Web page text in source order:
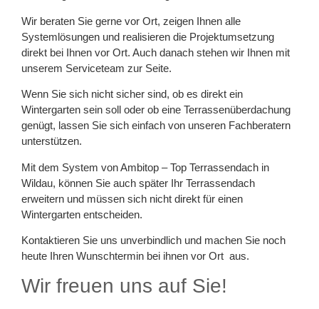
Wir beraten Sie gerne vor Ort, zeigen Ihnen alle
Systemlösungen und realisieren die Projektumsetzung
direkt bei Ihnen vor Ort. Auch danach stehen wir Ihnen mit
unserem Serviceteam zur Seite.
Wenn Sie sich nicht sicher sind, ob es direkt ein
Wintergarten sein soll oder ob eine Terrassenüberdachung
genügt, lassen Sie sich einfach von unseren Fachberatern
unterstützen.
Mit dem System von Ambitop – Top Terrassendach in
Wildau, können Sie auch später Ihr Terrassendach
erweitern und müssen sich nicht direkt für einen
Wintergarten entscheiden.
Kontaktieren Sie uns unverbindlich und machen Sie noch
heute Ihren Wunschtermin bei ihnen vor Ort aus.
Wir freuen uns auf Sie!